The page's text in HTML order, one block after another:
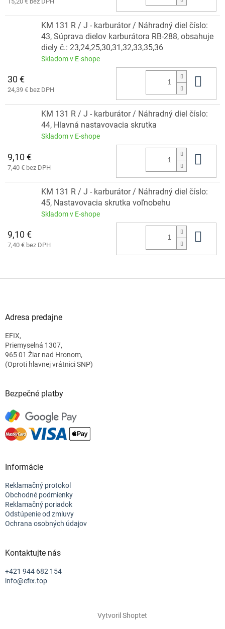
KM 131 R / J - karburátor / Náhradný diel číslo:
43, Súprava dielov karburátora RB-288, obsahuje
diely č.: 23,24,25,30,31,32,33,35,36
Skladom v E-shope
30 €
24,39 € bez DPH
KM 131 R / J - karburátor / Náhradný diel číslo:
44, Hlavná nastavovacia skrutka
Skladom v E-shope
9,10 €
7,40 € bez DPH
KM 131 R / J - karburátor / Náhradný diel číslo:
45, Nastavovacia skrutka voľnobehu
Skladom v E-shope
9,10 €
7,40 € bez DPH
Adresa predajne
EFIX,
Priemyselná 1307,
965 01 Žiar nad Hronom,
(Oproti hlavnej vrátnici SNP)
Bezpečné platby
Informácie
Reklamačný protokol
Obchodné podmienky
Reklamačný poriadok
Odstúpenie od zmluvy
Ochrana osobných údajov
Kontaktujte nás
+421 944 682 154
info@efix.top
Vytvoril Shoptet